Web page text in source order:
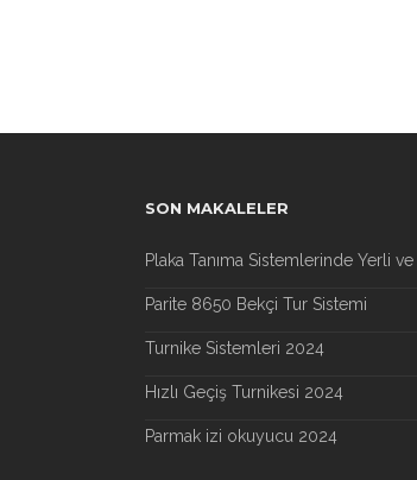
SON MAKALELER
Plaka Tanıma Sistemlerinde Yerli
Parite 8650 Bekçi Tur Sistemi
Turnike Sistemleri 2024
Hızlı Geçiş Turnikesi 2024
Parmak izi okuyucu 2024